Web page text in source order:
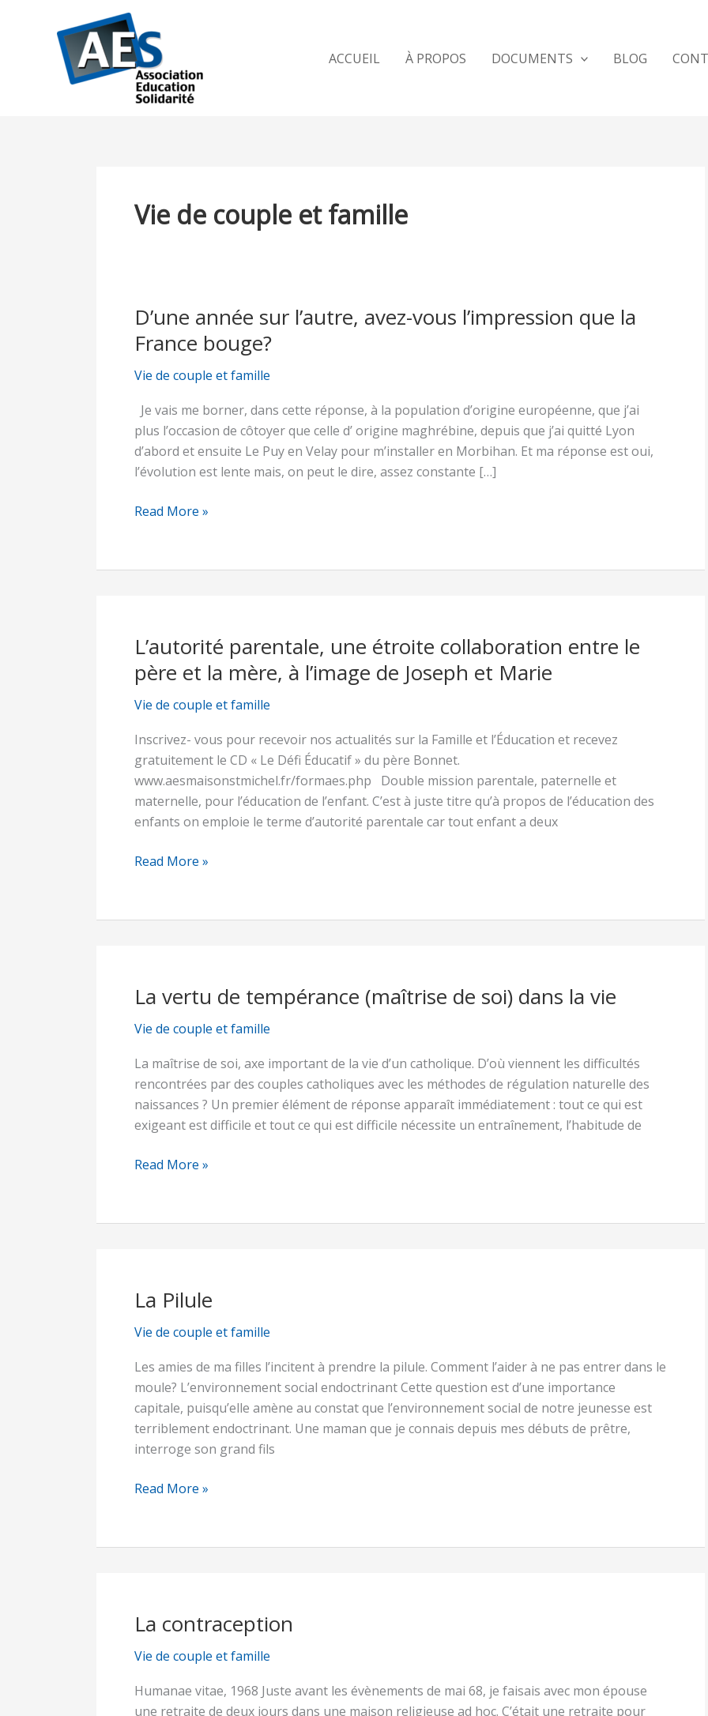
ACCUEIL À PROPOS DOCUMENTS BLOG
Vie de couple et famille
D’une année sur l’autre, avez-vous l’impression que la
France bouge?
Vie de couple et famille
Je vais me borner, dans cette réponse, à la population d’origine européenne, que j’ai
plus l’occasion de côtoyer que celle d’ origine maghrébine, depuis que j’ai quitté Lyon
d’abord et ensuite Le Puy en Velay pour m’installer en Morbihan. Et ma réponse est oui,
l’évolution est lente mais, on peut le dire, assez constante […]
D’une
année
sur
l’autre,
vous
l’impression
que
la
bouge?
Read More »
L’autorité parentale, une étroite collaboration entre le
père et la mère, à l’image de Joseph et Marie
Vie de couple et famille
Inscrivez- vous pour recevoir nos actualités sur la Famille et l’Éducation et recevez
gratuitement le CD « Le Défi Éducatif » du père Bonnet.
www.aesmaisonstmichel.fr/formaes.php Double mission parentale, paternelle et
maternelle, pour l’éducation de l’enfant. C’est à juste titre qu’à propos de l’éducation des
enfants on emploie le terme d’autorité parentale car tout enfant a deux
L’autorité
parentale,
une
étroite
entre
le
père
et
la
à
Read More »
La vertu de tempérance (maîtrise de soi) dans la vie
Vie de couple et famille
La maîtrise de soi, axe important de la vie d’un catholique. D’où viennent les difficultés
rencontrées par des couples catholiques avec les méthodes de régulation naturelle des
naissances ? Un premier élément de réponse apparaît immédiatement : tout ce qui est
exigeant est difficile et tout ce qui est difficile nécessite un entraînement, l’habitude de
La
de
tempérance
soi)
dans
la
Read More »
La Pilule
Vie de couple et famille
Les amies de ma filles l’incitent à prendre la pilule. Comment l’aider à ne pas entrer dans le
moule? L’environnement social endoctrinant Cette question est d’une importance
capitale, puisqu’elle amène au constat que l’environnement social de notre jeunesse est
terriblement endoctrinant. Une maman que je connais depuis mes débuts de prêtre,
interroge son grand fils
La
Read More »
La contraception
Vie de couple et famille
Humanae vitae, 1968 Juste avant les évènements de mai 68, je faisais avec mon épouse
une retraite de deux jours dans une maison religieuse ad hoc. C’était une retraite pour
La